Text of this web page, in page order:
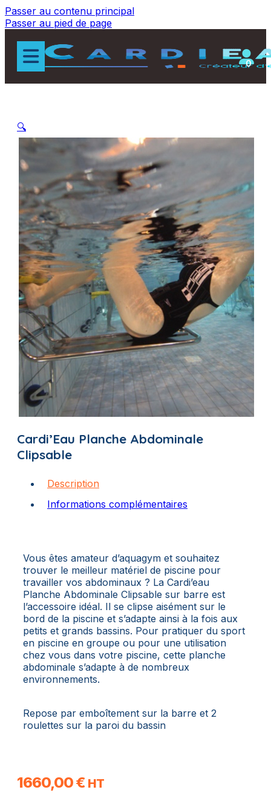
Passer au contenu principal
Passer au pied de page
0
🔍
Cardi’Eau Planche Abdominale
Clipsable
Description
Informations complémentaires
Vous êtes amateur d’aquagym et souhaitez
trouver le meilleur matériel de piscine pour
travailler vos abdominaux ? La Cardi’eau
Planche Abdominale Clipsable sur barre est
l’accessoire idéal. Il se clipse aisément sur le
bord de la piscine et s’adapte ainsi à la fois aux
petits et grands bassins. Pour pratiquer du sport
en piscine en groupe ou pour une utilisation
chez vous dans votre piscine, cette planche
abdominale s’adapte à de nombreux
environnements.
Repose par emboîtement sur la barre et 2
roulettes sur la paroi du bassin
1660,00€ HT